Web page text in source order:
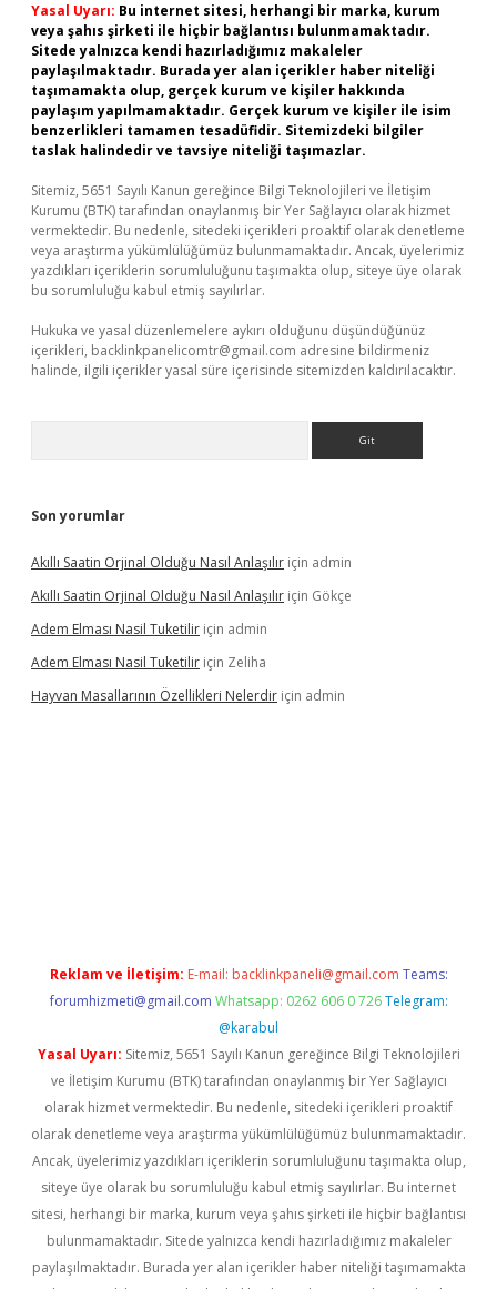
Yasal Uyarı: Bu internet sitesi, herhangi bir marka, kurum
veya şahıs şirketi ile hiçbir bağlantısı bulunmamaktadır.
Sitede yalnızca kendi hazırladığımız makaleler
paylaşılmaktadır. Burada yer alan içerikler haber niteliği
taşımamakta olup, gerçek kurum ve kişiler hakkında
paylaşım yapılmamaktadır. Gerçek kurum ve kişiler ile isim
benzerlikleri tamamen tesadüfidir. Sitemizdeki bilgiler
taslak halindedir ve tavsiye niteliği taşımazlar.
Sitemiz, 5651 Sayılı Kanun gereğince Bilgi Teknolojileri ve İletişim
Kurumu (BTK) tarafından onaylanmış bir Yer Sağlayıcı olarak hizmet
vermektedir. Bu nedenle, sitedeki içerikleri proaktif olarak denetleme
veya araştırma yükümlülüğümüz bulunmamaktadır. Ancak, üyelerimiz
yazdıkları içeriklerin sorumluluğunu taşımakta olup, siteye üye olarak
bu sorumluluğu kabul etmiş sayılırlar.
Hukuka ve yasal düzenlemelere aykırı olduğunu düşündüğünüz
içerikleri, backlinkpanelicomtr@gmail.com adresine bildirmeniz
halinde, ilgili içerikler yasal süre içerisinde sitemizden kaldırılacaktır.
Son yorumlar
Akıllı Saatin Orjinal Olduğu Nasıl Anlaşılır için admin
Akıllı Saatin Orjinal Olduğu Nasıl Anlaşılır için Gökçe
Adem Elması Nasil Tuketilir için admin
Adem Elması Nasil Tuketilir için Zeliha
Hayvan Masallarının Özellikleri Nelerdir için admin
Reklam ve İletişim: E-mail: backlinkpaneli@gmail.com Teams:
forumhizmeti@gmail.com Whatsapp: 0262 606 0 726 Telegram:
@karabul
Yasal Uyarı: Sitemiz, 5651 Sayılı Kanun gereğince Bilgi Teknolojileri
ve İletişim Kurumu (BTK) tarafından onaylanmış bir Yer Sağlayıcı
olarak hizmet vermektedir. Bu nedenle, sitedeki içerikleri proaktif
olarak denetleme veya araştırma yükümlülüğümüz bulunmamaktadır.
Ancak, üyelerimiz yazdıkları içeriklerin sorumluluğunu taşımakta olup,
siteye üye olarak bu sorumluluğu kabul etmiş sayılırlar. Bu internet
sitesi, herhangi bir marka, kurum veya şahıs şirketi ile hiçbir bağlantısı
bulunmamaktadır. Sitede yalnızca kendi hazırladığımız makaleler
paylaşılmaktadır. Burada yer alan içerikler haber niteliği taşımamakta